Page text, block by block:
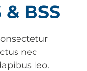
& BSS
nec
leo.